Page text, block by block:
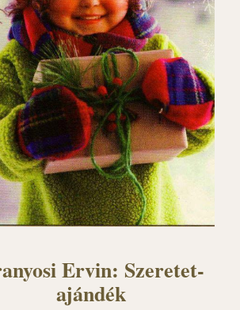
Ervin: Szeretet-
ajándék